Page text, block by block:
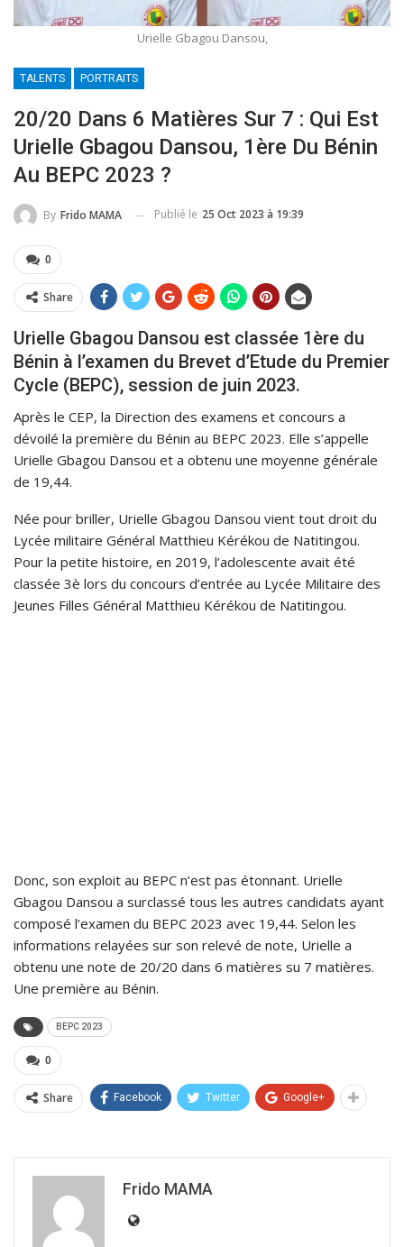
Urielle Gbagou Dansou,
TALENTS PORTRAITS
20/20 Dans 6 Matières Sur 7 : Qui Est
Urielle Gbagou Dansou, 1ère Du Bénin
Au BEPC 2023 ?
By Frido MAMA Publié le 25 Oct 2023 à 19:39
0
Share
Urielle Gbagou Dansou est classée 1ère du
Bénin à l’examen du Brevet d’Etude du Premier
Cycle (BEPC), session de juin 2023.
Après le CEP, la Direction des examens et concours a
dévoilé la première du Bénin au BEPC 2023. Elle s’appelle
Urielle Gbagou Dansou et a obtenu une moyenne générale
de 19,44.
Née pour briller, Urielle Gbagou Dansou vient tout droit du
Lycée militaire Général Matthieu Kérékou de Natitingou.
Pour la petite histoire, en 2019, l’adolescente avait été
classée 3è lors du concours d’entrée au Lycée Militaire des
Jeunes Filles Général Matthieu Kérékou de Natitingou.
Donc, son exploit au BEPC n’est pas étonnant. Urielle
Gbagou Dansou a surclassé tous les autres candidats ayant
composé l’examen du BEPC 2023 avec 19,44. Selon les
informations relayées sur son relevé de note, Urielle a
obtenu une note de 20/20 dans 6 matières su 7 matières.
Une première au Bénin.
BEPC 2023
0
Share Facebook Twitter Google+
Frido MAMA